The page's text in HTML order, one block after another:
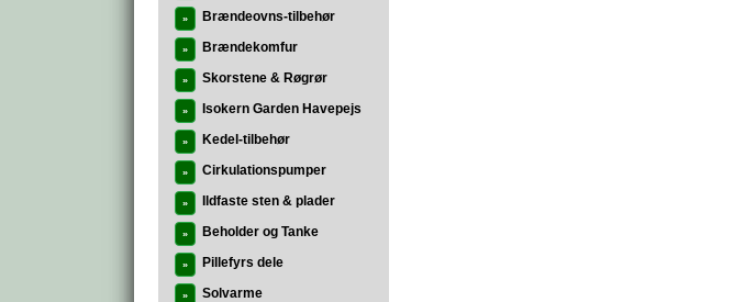
» Brændeovns-tilbehør
» Brændekomfur
» Skorstene & Røgrør
» Isokern Garden Havepejs
» Kedel-tilbehør
» Cirkulationspumper
» Ildfaste sten & plader
» Beholder og Tanke
» Pillefyrs dele
» Solvarme